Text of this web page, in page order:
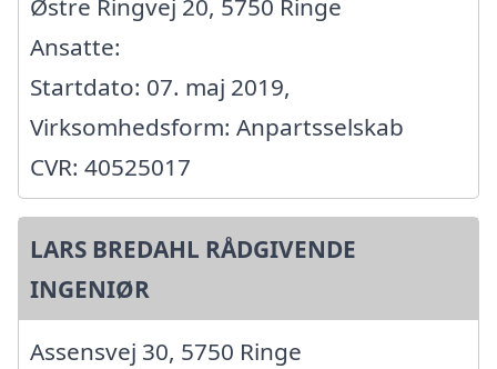
Østre Ringvej 20, 5750 Ringe
Ansatte:
Startdato: 07. maj 2019,
Virksomhedsform: Anpartsselskab
CVR: 40525017
LARS BREDAHL RÅDGIVENDE
INGENIØR
Assensvej 30, 5750 Ringe